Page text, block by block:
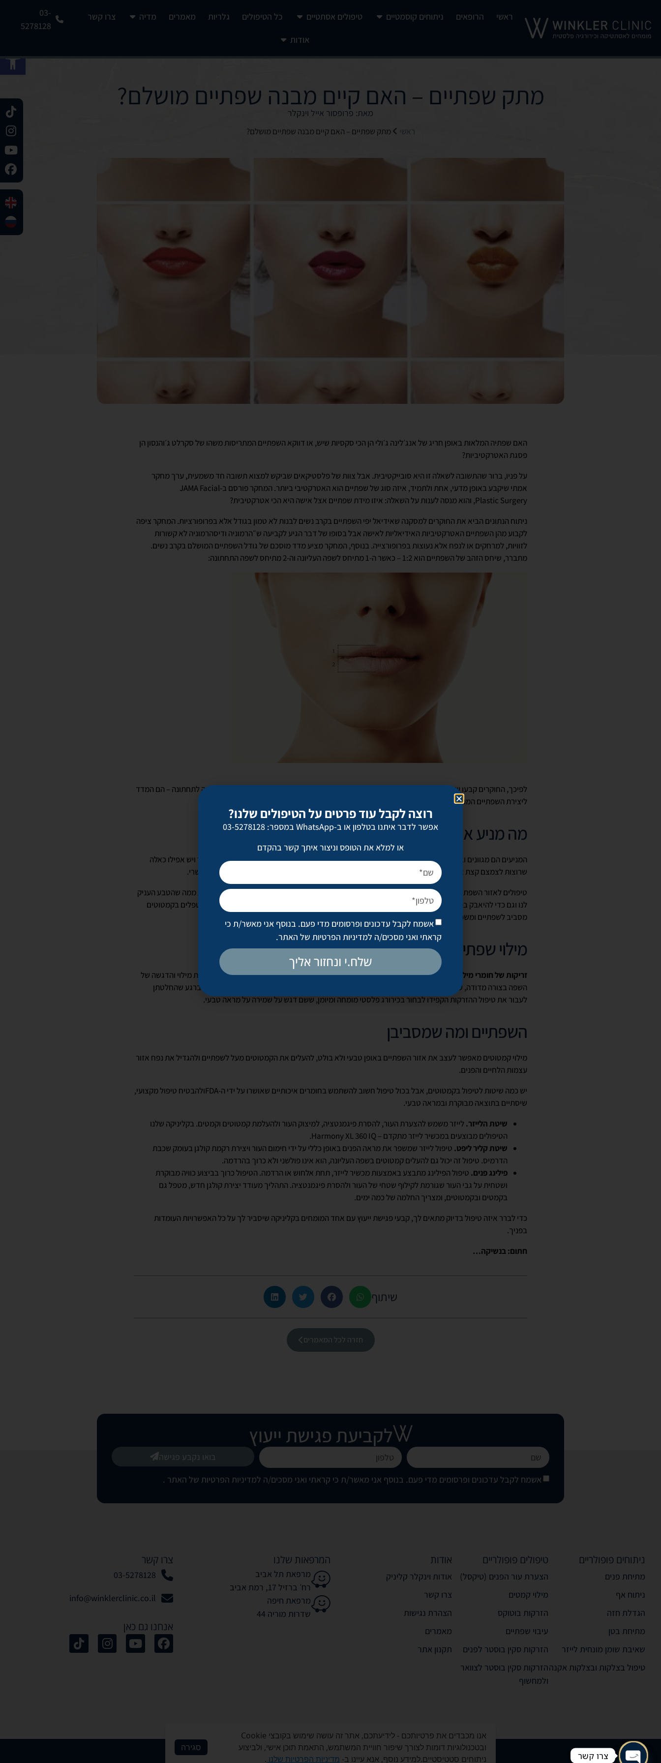
ראשי הרופאים ניתוחים קוסמטיים טיפולים אסתטיים כל הטיפולים גלריות מאמרים מדיה צרו קשר
אודות
03-
5278128
מתק שפתיים – האם קיים מבנה שפתיים מושלם?
מאת: פרופסור אייל וינקלר
ראשי מתק שפתיים – האם קיים מבנה שפתיים מושלם?
האם שפתיה המלאות באופן חריג של אנג׳לינה ג׳ולי הן הכי סקסיות שיש, או דווקא השפתיים המתריסות משהו של סקרלט ג׳והנסון הן
פסגת האטרקטיביות?
על פניו, ברור שהתשובה לשאלה זו היא סובייקטיבית. אבל צוות של פלסטיקאים שביקש למצוא תשובה חד משמעית, ערך מחקר
אמתי שיקבע באופן מדעי, אחת ולתמיד, איזה סוג של שפתיים הוא האטרקטיבי ביותר. המחקר פורסם ב-JAMA Facial
Plastic Surgery, והוא מנסה לענות על השאלה: איזו מידת שפתיים אצל אישה היא הכי אטרקטיבית?
ניתוח הנתונים הביא את החוקרים למסקנה שאידיאל יפי השפתיים בקרב נשים לבנות לא טמון בגודל אלא בפרופורציות. המחקר ציפה
לקבוע מהן השפתיים האטרקטיביות האידיאליות לאישה אבל בסופו של דבר הגיע לקביעה ש״הרמוניה ודיסהרמוניה לא קשורות
לזוויות, למרחקים או לנפח אלא נעוצות בפרופורצייה. בנוסף, המחקר מציע מדד מוסכם של גודל השפתיים המושלם בקרב נשים.
מתברר, שיחס הזהב של השפתיים הוא 1:2 – כאשר ה-1 מתיחס לשפה העליונה וה-2 מתיחס לשפה התחתונה:
לפיכך, החוקרים קבעו שהגדלה של 53.5% של סך הכול שטח השפתיים, יחד עם יחס של 1:2 בין השפה העליונה לתחתונה – הם המדד
ליצירת השפתיים המושכות ביותר בקרב נשים.
מה מניע אותנו לבחור בהגדלת שפתיים?
המניעים הם מגוונים ואישיים מאוד. חלק רוצות מילוי והדגשה שתראה טבעית, אחרות מבקשות שינוי דרמטי יותר ויש אפילו כאלה
שרוצות לצמצם קצת את השפתיים שלהן. כלומר, הבקשות באמת משתרעות על פני כל ספקטרום השינויים האפשרי.
טיפולים לאזור השפתיים יכולים להתמקד בעיצוב צורת השפתיים או במילוי הנפח שלהן, גם כשאנחנו לא מרוצות ממה שהטבע העניק
לנו וגם כדי להיאבק בנטייה של השפתיים לאבד מנפחן עם השנים. בנוסף לשפתיים עצמן, ישנם חומרי מילוי שמטפלים בקמטוטים
מסביב לשפתיים ומשפרים את מראה העור באזור עדין זה.
מילוי שפתיים
זריקות של חומרי מילוי זמניים לשפתיים,כוללות שימוש בחומצה היאלורונית המותאמת לאזור זה. ההזרקה יוצרת מילוי והדגשה של
השפה בצורה מדודה, שמאפשרת לשלוט על האפקט הסופי ולהתאים את התוצאה לרצון המטופלת. וכמו תמיד, ברגע שהחלטתן
לעבור את טיפול ההזרקות הקפידו לבחור בכירורג פלסטי מומחה ומיומן, ששם דגש על שמירה על מראה טבעי.
השפתיים ומה שמסביבן
מילוי קמטוטים מאפשר לעצב את אזור השפתיים באופן טבעי ולא בולט, להעלים את הקמטוטים מעל לשפתיים ולהגדיל את נפח אזור
עצמות הלחיים והפנים.
יש כמה שיטות לטיפול בקמטוטים, אבל בכול טיפול חשוב להשתמש בחומרים איכותיים שאושרו על ידי ה-FDAולהבטיח טיפול מקצועי,
שיסתיים בתוצאה מבוקרת ובמראה טבעי.
שיטת הלייזר. לייזר משמש להצערת העור, להסרת פיגמנטציה, למיצוק העור ולהעלמת קמטוטים וקמטים. בקליניקה שלנו
הטיפולים מבוצעים במכשיר לייזר מתקדם – Harmony XL 360 IQ.
שיטת קליר ליפט. טיפול לייזר שמשפר את מראה הפנים באופן כללי על ידי חימום העור ויצירת רקמת קולגן בעומק שכבת
הדרמיס. טיפול זה יכול גם להעלים קמטוטים בשפה העליונה, הוא אינו פולשני ולא כרוך בהרדמה.
פילינג פנים. טיפול הפילינג מתבצע באמצעות מכשיר לייזר, תחת אלחוש או הרדמה. הטיפול כרוך בביצוע כוויה מבוקרת
ושטחית על גבי העור שגורמת לקילוף שטחי של העור ולהסרת פיגמנטציה. התהליך מעודד יצירת קולגן חדש, מטפל גם
בקמטים ובקמטוטים, ומצריך החלמה של כמה ימים.
כדי לברר איזה טיפול בדיוק מתאים לך, קבעי פגישת ייעוץ עם אחד המומחים בקליניקה שיסביר לך על כל האפשרויות העומדות
בפניך.
חתום: בנשיקה…
שיתוף
חזרה לכל המאמרים
לקביעת פגישת ייעוץ
אשמח לקבל עדכונים ופרסומים מדי פעם. בנוסף אני מאשר/ת כי קראתי ואני מסכים/ה למדיניות הפרטיות של האתר .
בואו נקבע פגישה
ניתוחים פופולריים
מתיחת פנים
ניתוח אף
הגדלת חזה
מתיחת בטן
שאיבת שומן מונחית לייזר
טיפול בצלקות ובצלקות אקנה
טיפולים פופולריים
הצערת עור הפנים (טיקסל)
מילוי קמטים
הזרקות בוטוקס
עיבוי שפתיים
הזרקות סקין בוסטר לפנים
הזרקות סקין בוסטר לצוואר
ולמחשוף
אודות
אודות וינקלר קליניק
צרו קשר
הצהרת נגישות
מאמרים
תקנון אתר
המרפאות שלנו
מרפאת תל אביב
רח׳ ברזיל 17, רמת אביב
מרפאת חיפה
שדרות מוריה 44
צרו קשר
03-5278128
info@winklerclinic.co.il
אנחנו גם כאן
כל הזכויות שמורות לוינקלר קליניק © 2026
אנו מכבדים את פרטיותכם - לידיעתכם, אתר זה עושה שימוש בקובצי Cookie
ובטכנולוגיות דומות לצורך שיפור חוויית המשתמש, התאמת תוכן אישי, ולביצוע
ניתוחים סטטיסטיים.למידע נוסף, אנא עיינו ב- מדיניות הפרטיות שלנו .
סגירה
צרו קשר
רוצה לקבל עוד פרטים על הטיפולים שלנו?
אפשר לדבר איתנו בטלפון או ב-WhatsApp במספר: 03-5278128
או למלא את הטופס וניצור איתך קשר בהקדם
אשמח לקבל עדכונים ופרסומים מדי פעם. בנוסף אני מאשר/ת כי
קראתי ואני מסכים/ה למדיניות הפרטיות של האתר.
שלח.י ונחזור אליך